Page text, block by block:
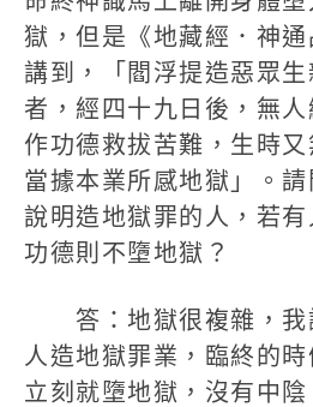
獄，但是《地藏經．神通
講到，「閻浮提造惡眾生
者，經四十九日後，無人
作功德救拔苦難，生時又
當據本業所感地獄」。請
說明造地獄罪的人，若有
功德則不墮地獄？
答：地獄很複雜，我
人造地獄罪業，臨終的時
立刻就墮地獄，沒有中陰